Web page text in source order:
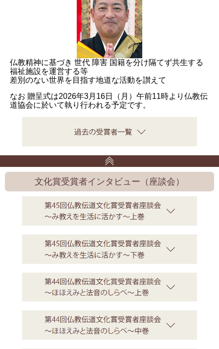
仏教精神に基づき 世代 障害 国籍を分け隔てず共生する
福祉施設を運営する等
差別のない世界を目指す地道な活動を讃えて
なお 贈呈式は2026年3月16日（月）午前11時より仏教伝
道協会に於いて執り行われる予定です。
文化賞受賞者インタビュー（座談会）